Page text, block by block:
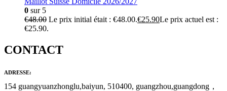
0 sur 5
€48.00 Le prix initial était : €48.00.€25.90Le prix actuel est :
€25.90.
CONTACT
ADRESSE:
154 guangyuanzhonglu,baiyun, 510400, guangzhou,guangdong，